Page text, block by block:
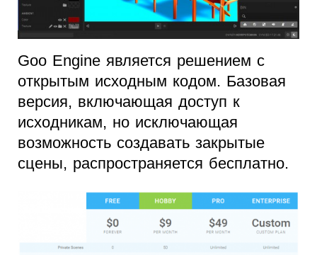
Goo Engine является решением с
открытым исходным кодом. Базовая
версия, включающая доступ к
исходникам, но исключающая
возможность создавать закрытые
сцены, распространяется бесплатно.